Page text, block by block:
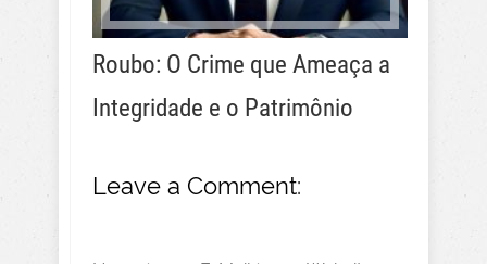
Roubo: O Crime que Ameaça a
Integridade e o Patrimônio
Leave a Comment: